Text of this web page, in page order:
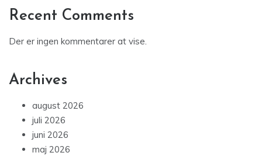
Recent Comments
Der er ingen kommentarer at vise.
Archives
august 2026
juli 2026
juni 2026
maj 2026